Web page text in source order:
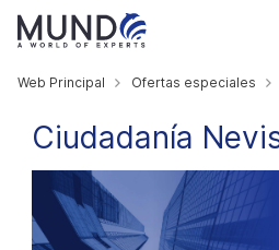
Web Principal Ofertas especiales
Ciudadanía